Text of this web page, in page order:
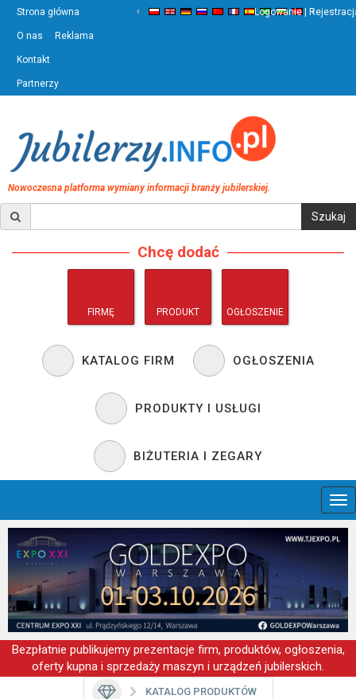
Strona główna
O nas Reklama
Kontakt
Partnerzy
‹ ›
Logowanie |
Nowoczesna platforma wymiany informacji branży jubilerskiej.
Chcę dodać
FIRMĘ PRODUKT OGŁOSZENIE
KATALOG FIRM OGŁOSZENIA
PRODUKTY I USŁUGI
BIŻUTERIA I ZEGARY
Bezpłatnie publikujemy prezentacje firm, produktów, ogłoszenia,
oferty kupna i sprzedaży maszyn i urządzeń jubilerskich.
KATALOG PRODUKTÓW